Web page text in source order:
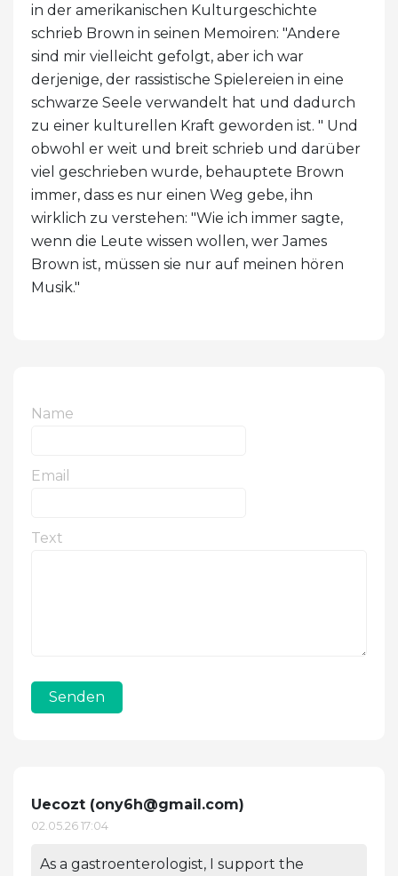
in der amerikanischen Kulturgeschichte
schrieb Brown in seinen Memoiren: "Andere
sind mir vielleicht gefolgt, aber ich war
derjenige, der rassistische Spielereien in eine
schwarze Seele verwandelt hat und dadurch
zu einer kulturellen Kraft geworden ist. " Und
obwohl er weit und breit schrieb und darüber
viel geschrieben wurde, behauptete Brown
immer, dass es nur einen Weg gebe, ihn
wirklich zu verstehen: "Wie ich immer sagte,
wenn die Leute wissen wollen, wer James
Brown ist, müssen sie nur auf meinen hören
Musik."
Name
Email
Text
Senden
Uecozt (ony6h@gmail.com)
02.05.26 17:04
As a gastroenterologist, I support the